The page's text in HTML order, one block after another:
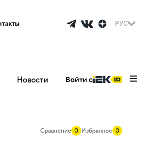
РУС
Новости Войти с
Сравнение 0 Избранное 0